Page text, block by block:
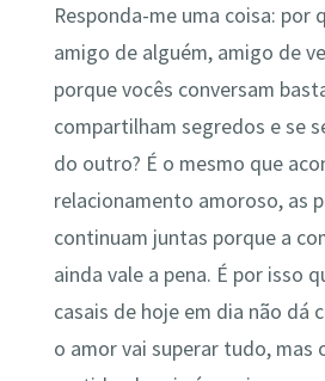
Responda-me uma coisa: por
amigo de alguém, amigo de
porque vocês conversam
compartilham segredos e se
do outro? É o mesmo que
relacionamento amoroso, as
continuam juntas porque a
ainda vale a pena. É por isso
casais de hoje em dia não dá
o amor vai superar tudo, mas